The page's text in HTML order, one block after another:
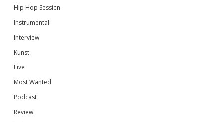
Hip Hop Session
Instrumental
Interview
Kunst
Live
Most Wanted
Podcast
Review